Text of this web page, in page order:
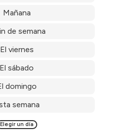
Mañana
de semana
El viernes
El sábado
domingo
semana
Elegir un día